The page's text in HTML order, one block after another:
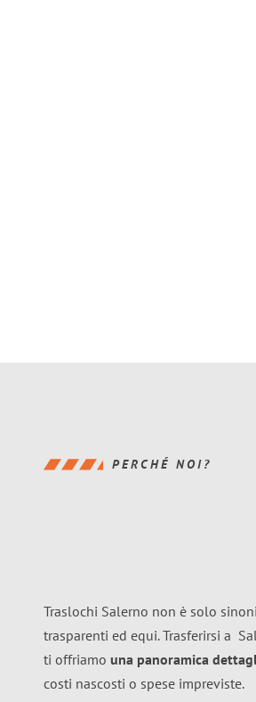
PERCHÉ NOI?
Traslochi Salerno non è solo
trasparenti ed equi. Trasferirsi a
ti offriamo una panoramica
costi nascosti o spese impreviste.